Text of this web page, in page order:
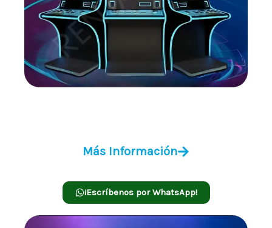
Más Información
¡Escríbenos por WhatsApp!